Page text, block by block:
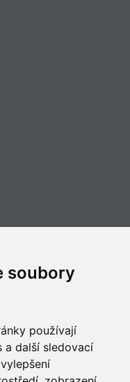
soubory
používají
a další sledovací